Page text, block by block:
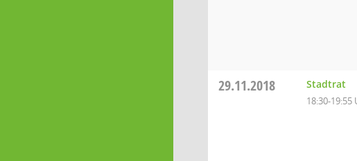
29.11.2018 Stadtrat
18:30-19:55